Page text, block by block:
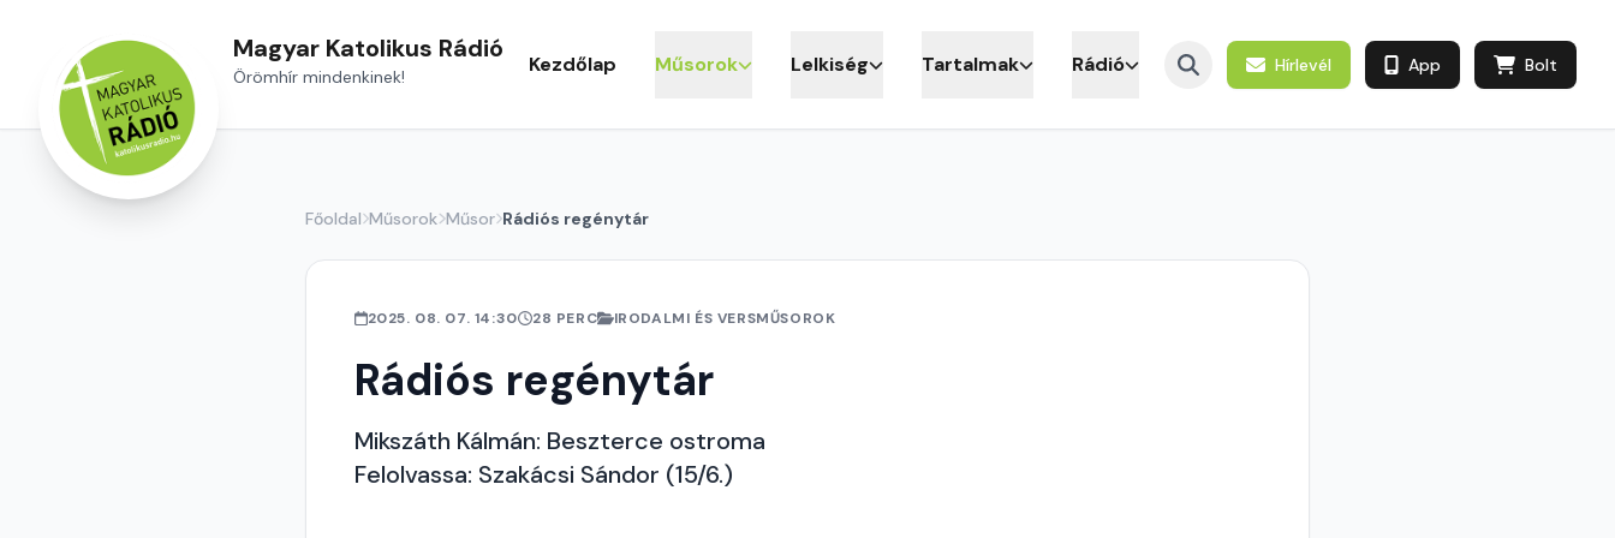
Magyar Katolikus Rádió
Örömhír mindenkinek! Kezdőlap Műsorok Lelkiség Tartalmak Rádió Hírlevél App Bolt
Főoldal Műsorok Műsor Rádiós regénytár
2025. 08. 07. 14:30 28 PERC IRODALMI ÉS VERSMŰSOROK
Rádiós regénytár
Mikszáth Kálmán: Beszterce ostroma
Felolvassa: Szakácsi Sándor (15/6.)